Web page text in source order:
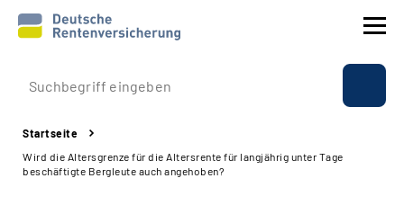
Prävention
Reha
Startseite
Wird die Altersgrenze für die Altersrente für langjährig unter Tage
beschäftigte Bergleute auch angehoben?